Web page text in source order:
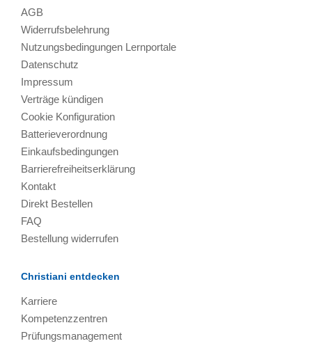
AGB
Widerrufsbelehrung
Nutzungsbedingungen Lernportale
Datenschutz
Impressum
Verträge kündigen
Cookie Konfiguration
Batterieverordnung
Einkaufsbedingungen
Barrierefreiheitserklärung
Kontakt
Direkt Bestellen
FAQ
Bestellung widerrufen
Christiani entdecken
Karriere
Kompetenzzentren
Prüfungsmanagement